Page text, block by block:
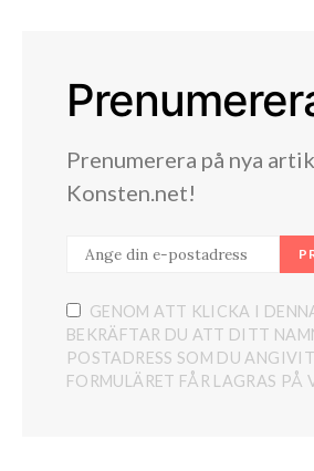
Prenumerera på nya
Konsten.net!
GENOM ATT KLICKA I
BEKRÄFTAR DU ATT DITT
POSTADRESS SOM DU
FORMULÄRET FÅR LAGRAS PÅ